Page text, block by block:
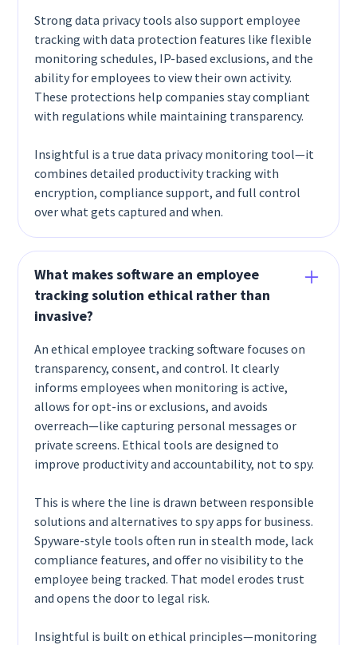
Strong data privacy tools also support employee
tracking with data protection features like flexible
monitoring schedules, IP-based exclusions, and the
ability for employees to view their own activity.
These protections help companies stay compliant
with regulations while maintaining transparency.
Insightful is a true data privacy monitoring tool—it
combines detailed productivity tracking with
encryption, compliance support, and full control
over what gets captured and when.
What makes software an employee
tracking solution ethical rather than
invasive?
An ethical employee tracking software focuses on
transparency, consent, and control. It clearly
informs employees when monitoring is active,
allows for opt-ins or exclusions, and avoids
overreach—like capturing personal messages or
private screens. Ethical tools are designed to
improve productivity and accountability, not to spy.
This is where the line is drawn between responsible
solutions and alternatives to spy apps for business.
Spyware-style tools often run in stealth mode, lack
compliance features, and offer no visibility to the
employee being tracked. That model erodes trust
and opens the door to legal risk.
Insightful is built on ethical principles—monitoring